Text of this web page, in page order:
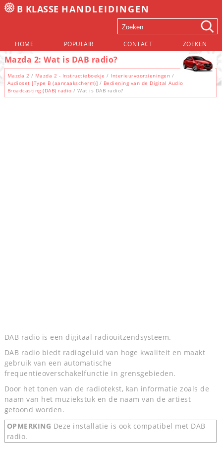
B KLASSE HANDLEIDINGEN
HOME POPULAIR CONTACT ZOEKEN
Mazda 2: Wat is DAB radio?
Mazda 2 / Mazda 2 - Instructieboekje / Interieurvoorzieningen /
Audioset [Type B (aanraakscherm)] / Bediening van de Digital Audio
Broadcasting (DAB) radio / Wat is DAB radio?
DAB radio is een digitaal radiouitzendsysteem.
DAB radio biedt radiogeluid van hoge kwaliteit en maakt
gebruik van een automatische
frequentieoverschakelfunctie in grensgebieden.
Door het tonen van de radiotekst, kan informatie zoals de
naam van het muziekstuk en de naam van de artiest
getoond worden.
OPMERKING Deze installatie is ook compatibel met DAB
radio.